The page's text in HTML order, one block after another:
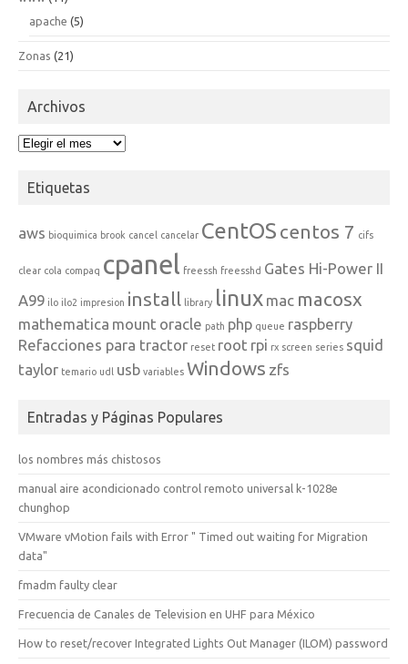
apache (5)
Zonas (21)
Archivos
Archivos
Etiquetas
aws bioquimica brook cancel cancelar CentOS centos 7 cifs
clear cola compaq cpanel freessh freesshd Gates Hi-Power II
A99 ilo ilo2 impresion install library linux mac macosx
mathematica mount oracle path php queue raspberry
Refacciones para tractor reset root rpi rx screen series squid
taylor temario udl usb variables Windows zfs
Entradas y Páginas Populares
los nombres más chistosos
manual aire acondicionado control remoto universal k-1028e
chunghop
VMware vMotion fails with Error " Timed out waiting for Migration
data"
fmadm faulty clear
Frecuencia de Canales de Television en UHF para México
How to reset/recover Integrated Lights Out Manager (ILOM) password